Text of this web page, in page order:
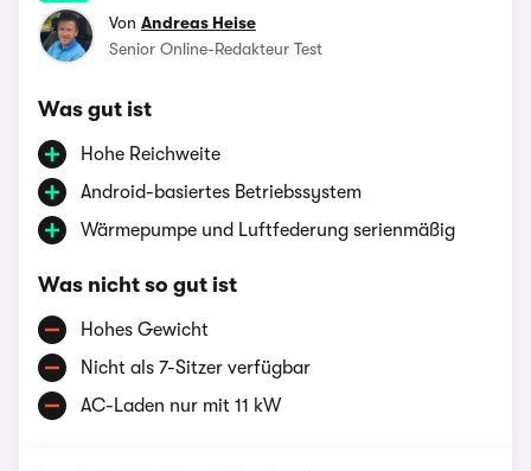
Von Andreas Heise
Senior Online-Redakteur Test
Was gut ist
Hohe Reichweite
Android-basiertes Betriebssystem
Wärmepumpe und Luftfederung serienmäßig
Was nicht so gut ist
Hohes Gewicht
Nicht als 7-Sitzer verfügbar
AC-Laden nur mit 11 kW